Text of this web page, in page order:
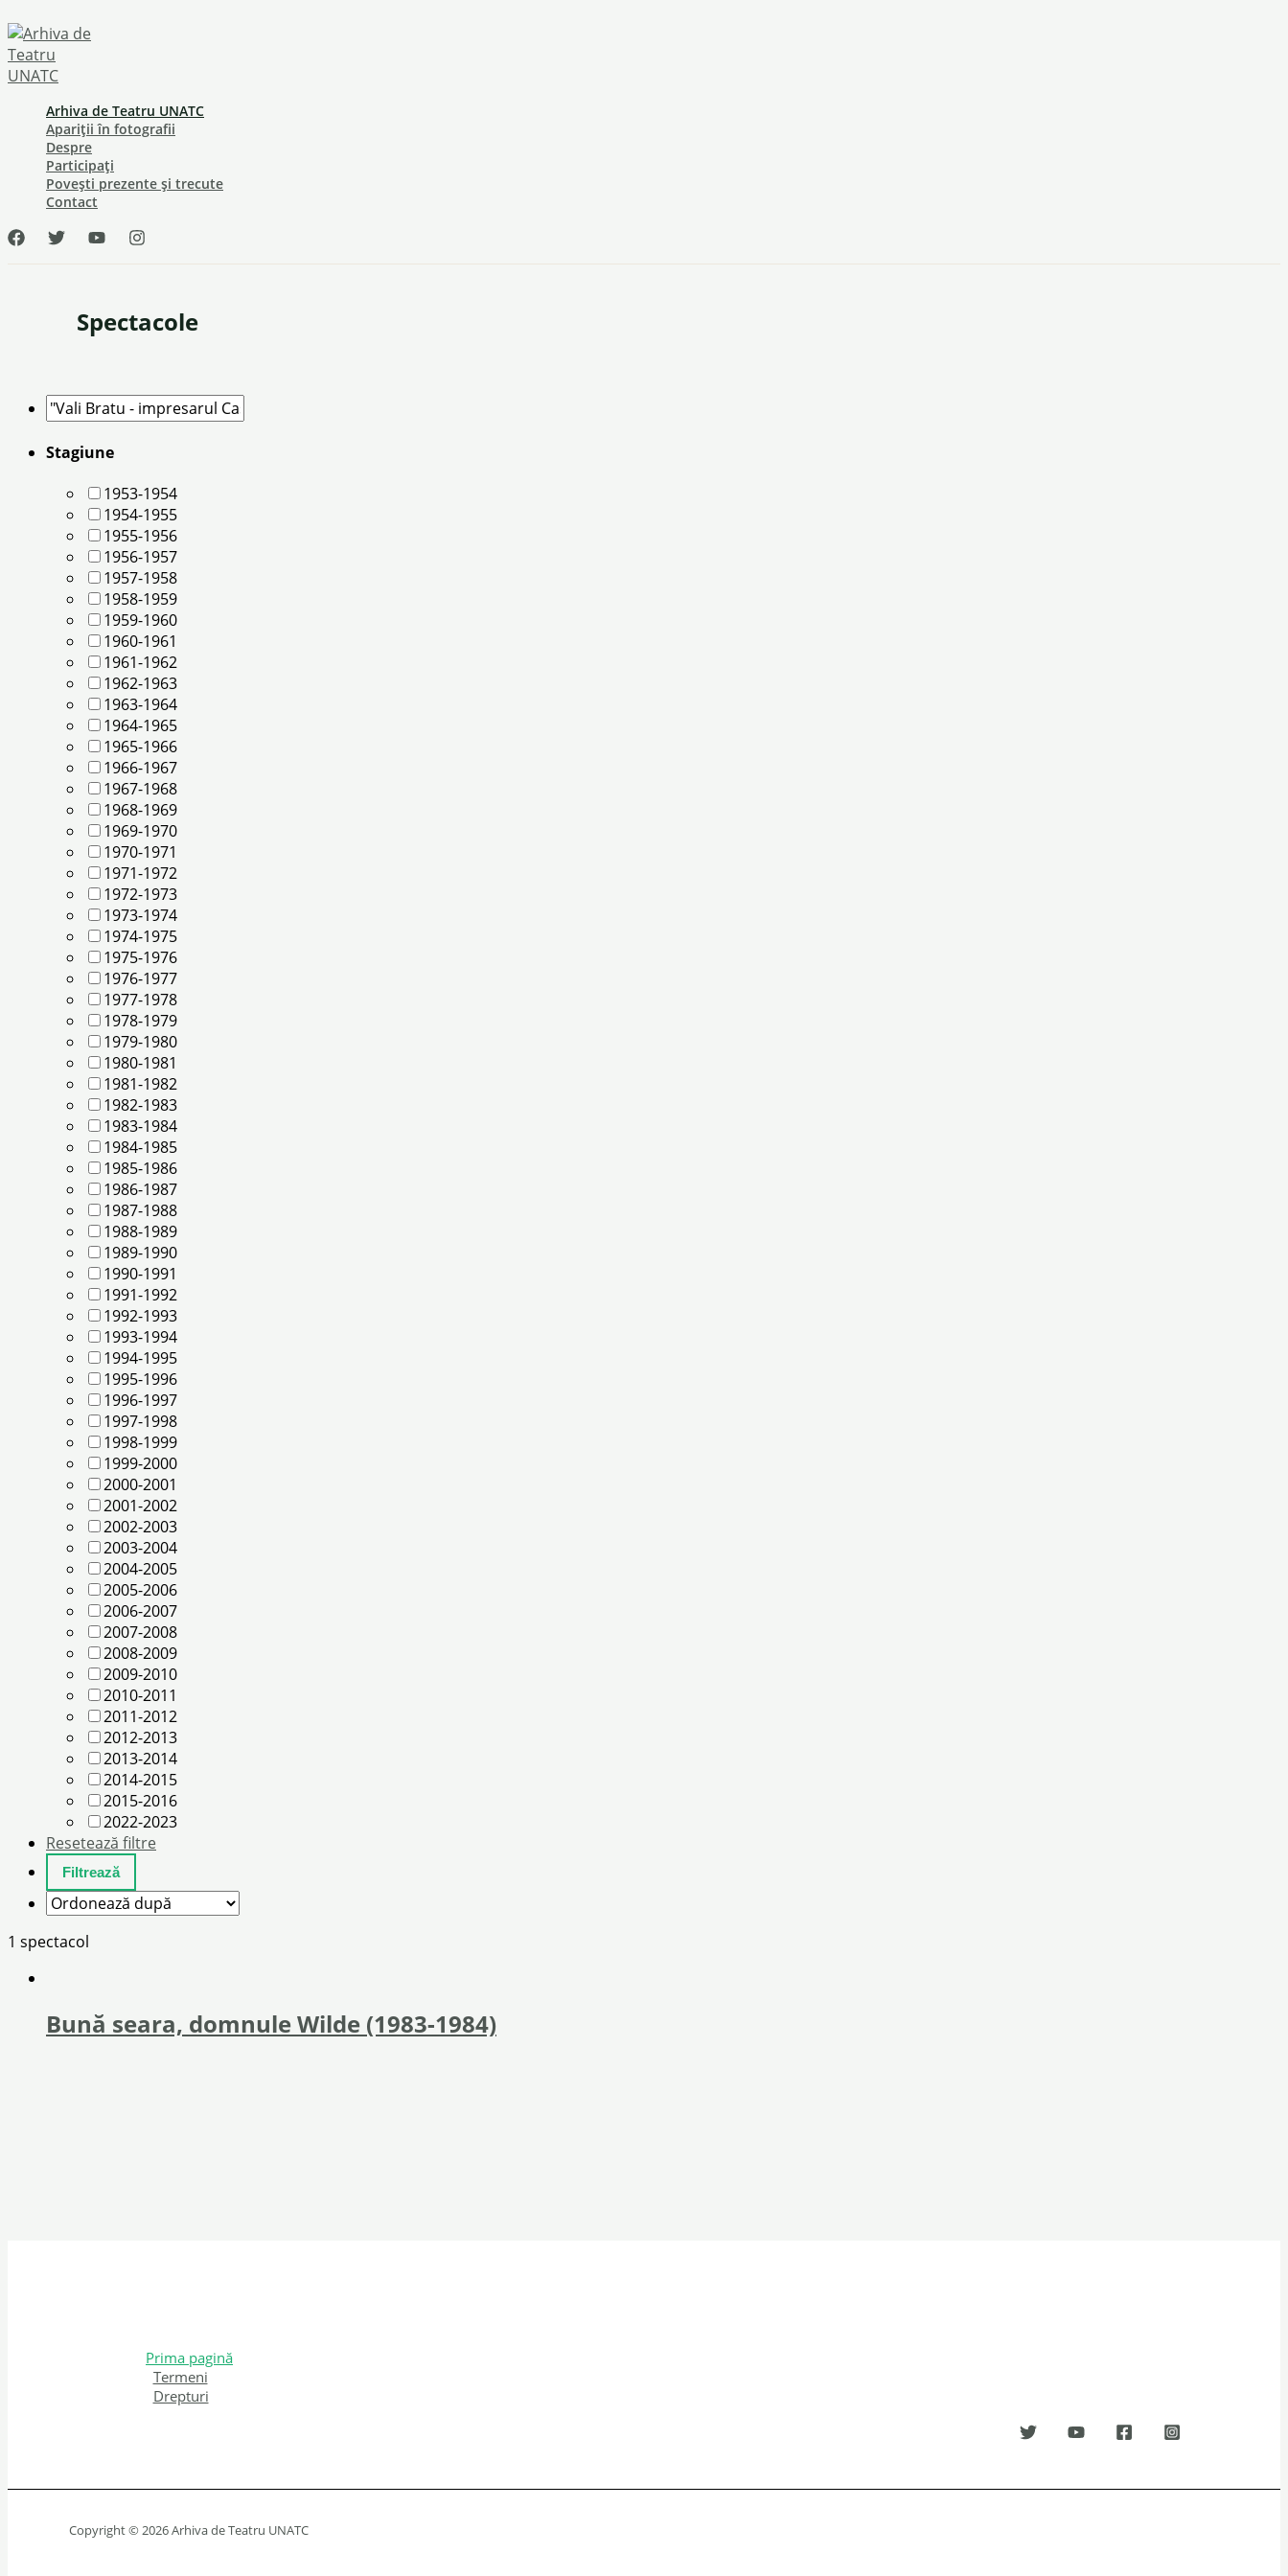
to
content
Arhiva de Teatru UNATC
Apariții în fotografii
Despre
Participați
Povești prezente și trecute
Contact
Spectacole
Stagiune
1953-1954
1954-1955
1955-1956
1956-1957
1957-1958
1958-1959
1959-1960
1960-1961
1961-1962
1962-1963
1963-1964
1964-1965
1965-1966
1966-1967
1967-1968
1968-1969
1969-1970
1970-1971
1971-1972
1972-1973
1973-1974
1974-1975
1975-1976
1976-1977
1977-1978
1978-1979
1979-1980
1980-1981
1981-1982
1982-1983
1983-1984
1984-1985
1985-1986
1986-1987
1987-1988
1988-1989
1989-1990
1990-1991
1991-1992
1992-1993
1993-1994
1994-1995
1995-1996
1996-1997
1997-1998
1998-1999
1999-2000
2000-2001
2001-2002
2002-2003
2003-2004
2004-2005
2005-2006
2006-2007
2007-2008
2008-2009
2009-2010
2010-2011
2011-2012
2012-2013
2013-2014
2014-2015
2015-2016
2022-2023
Resetează filtre
1 spectacol
Bună seara, domnule Wilde (1983-1984)
Prima pagină
Termeni
Drepturi
Copyright © 2026 Arhiva de Teatru UNATC